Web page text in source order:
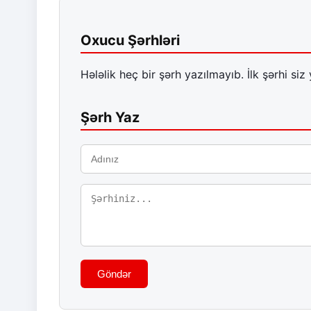
Oxucu Şərhləri
Hələlik heç bir şərh yazılmayıb. İlk şərhi siz
Şərh Yaz
Göndər